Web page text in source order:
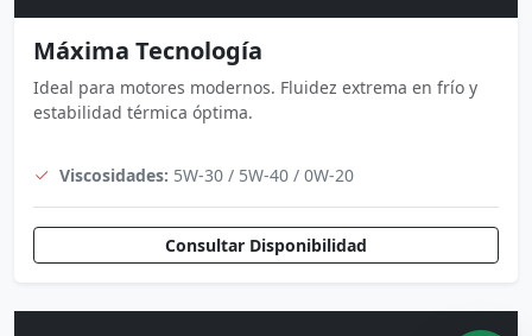
Máxima Tecnología
Ideal para motores modernos. Fluidez extrema en frío y
estabilidad térmica óptima.
Viscosidades: 5W-30 / 5W-40 / 0W-20
Consultar Disponibilidad